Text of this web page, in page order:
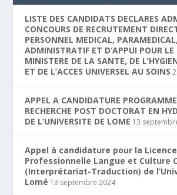
LISTE DES CANDIDATS DECLARES
CONCOURS DE RECRUTEMENT
PERSONNEL MEDICAL, PARAMEDICAL,
ADMINISTRATIF ET D’APPUI POUR
MINISTERE DE LA SANTE, DE
ET DE L’ACCES UNIVERSEL AU SOINS
APPEL A CANDIDATURE
RECHERCHE POST DOCTORAT EN
DE L’UNIVERSITE DE LOME 13
Appel à candidature pour la Licence
Professionnelle Langue et Culture
(Interprétariat-Traduction) de
Lomé 13 septembre 2024